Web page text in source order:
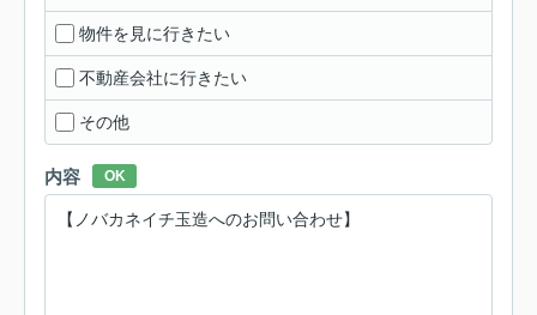
物件を見に行きたい
不動産会社に行きたい
その他
内容 OK